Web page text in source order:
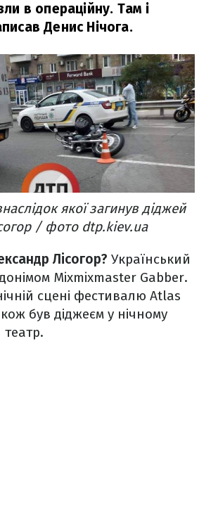
в операційну. Там і
Денис Нічога.
якої загинув діджей
/ фото dtp.kiev.ua
Лісогор? Український
Mixmixmaster Gabber.
сцені фестивалю Atlas
був діджеєм у нічному
театр.